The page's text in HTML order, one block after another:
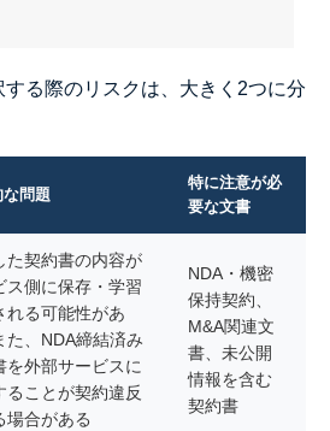
る際のリスクは、大きく2つに分
問題
特に注意が必
要な文書
た契約書の内容が
ス側に保存・学習
れる可能性があ
た、NDA締結済み
を外部サービスに
ることが契約違反
場合がある
NDA・機密
保持契約、
M&A関連文
書、未公開
情報を含む
契約書